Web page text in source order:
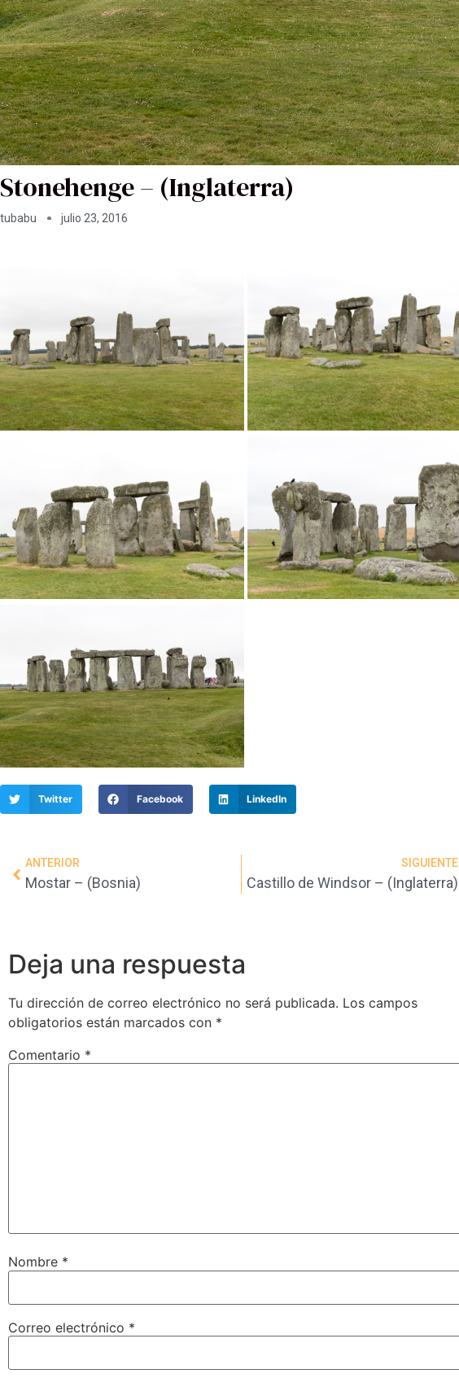
Stonehenge – (Inglaterra)
tubabu julio 23, 2016
Twitter Facebook LinkedIn
ANTERIOR
Mostar – (Bosnia)
SIGUIENTE
Castillo de Windsor – (Inglaterra)
Deja una respuesta
Tu dirección de correo electrónico no será publicada. Los campos
obligatorios están marcados con *
Comentario *
Nombre *
Correo electrónico *